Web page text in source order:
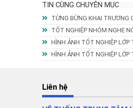
TIN CÙNG CHUYÊN MỤC
TỪNG BỪNG KHAI TRƯƠNG
TỐT NGHIỆP NHÓM NGHE
HÌNH ẢNH TỐT NGHIỆP LỚP
HÌNH ẢNH TỐT NGHIỆP LỚP
Liên hệ